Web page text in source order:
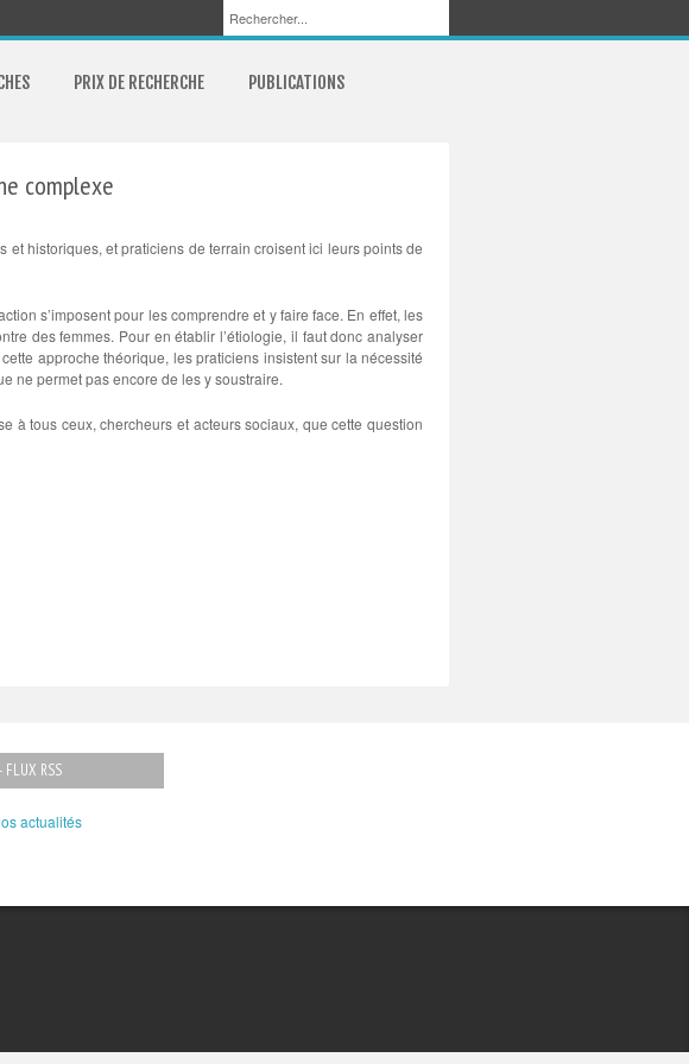
PRIX DE RECHERCHE PUBLICATIONS
complexe
historiques, et praticiens de terrain croisent ici leurs points de
s’imposent pour les comprendre et y faire face. En effet, les
des femmes. Pour en établir l’étiologie, il faut donc analyser
approche théorique, les praticiens insistent sur la nécessité
ne permet pas encore de les y soustraire.
à tous ceux, chercheurs et acteurs sociaux, que cette question
FLUX RSS
actualités